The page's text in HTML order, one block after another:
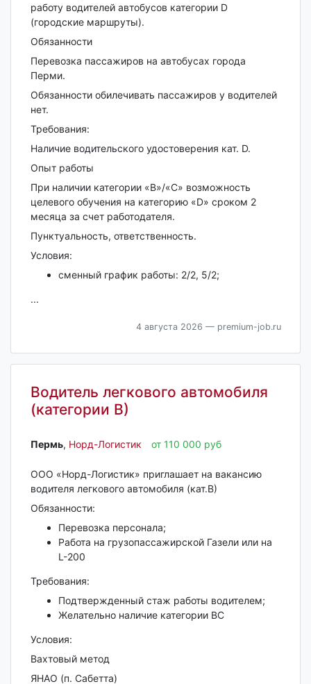
работу водителей автобусов категории D
(городские маршруты).
Обязанности
Перевозка пассажиров на автобусах города
Перми.
Обязанности обилечивать пассажиров у водителей
нет.
Требования:
Наличие водительского удостоверения кат. D.
Опыт работы
При наличии категории «В»/«С» возможность
целевого обучения на категорию «D» сроком 2
месяца за счет работодателя.
Пунктуальность, ответственность.
Условия:
сменный график работы: 2/2, 5/2;
...
4 августа 2026 — premium-job.ru
Водитель легкового автомобиля
(категории В)
Пермь‎, Норд-Логистик от 110 000 руб
ООО «Норд-Логистик» приглашает на вакансию
водителя легкового автомобиля (кат.В)
Обязанности:
Перевозка персонала;
Работа на грузопассажирской Газели или на
L-200
Требования:
Подтвержденный стаж работы водителем;
Желательно наличие категории ВС
Условия:
Вахтовый метод
ЯНАО (п. Сабетта)